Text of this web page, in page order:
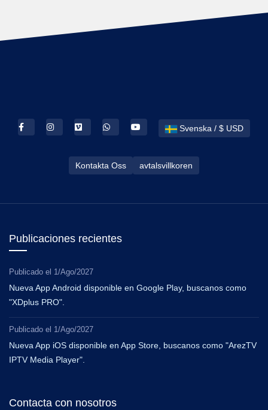
Svenska / $ USD
Kontakta Oss avtalsvillkoren
Publicaciones recientes
Publicado el 1/Ago/2027
Nueva App Android disponible en Google Play, buscanos como
"XDplus PRO".
Publicado el 1/Ago/2027
Nueva App iOS disponible en App Store, buscanos como "ArezTV
IPTV Media Player".
Contacta con nosotros